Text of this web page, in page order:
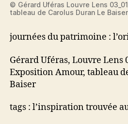
© Gérard Uféras Louvre Lens
tableau de Carolus Duran Le Baiser
journées du patrimoine :
Gérard Uféras, Louvre Lens
Exposition Amour, tableau
Baiser
tags : l’inspiration trouvée